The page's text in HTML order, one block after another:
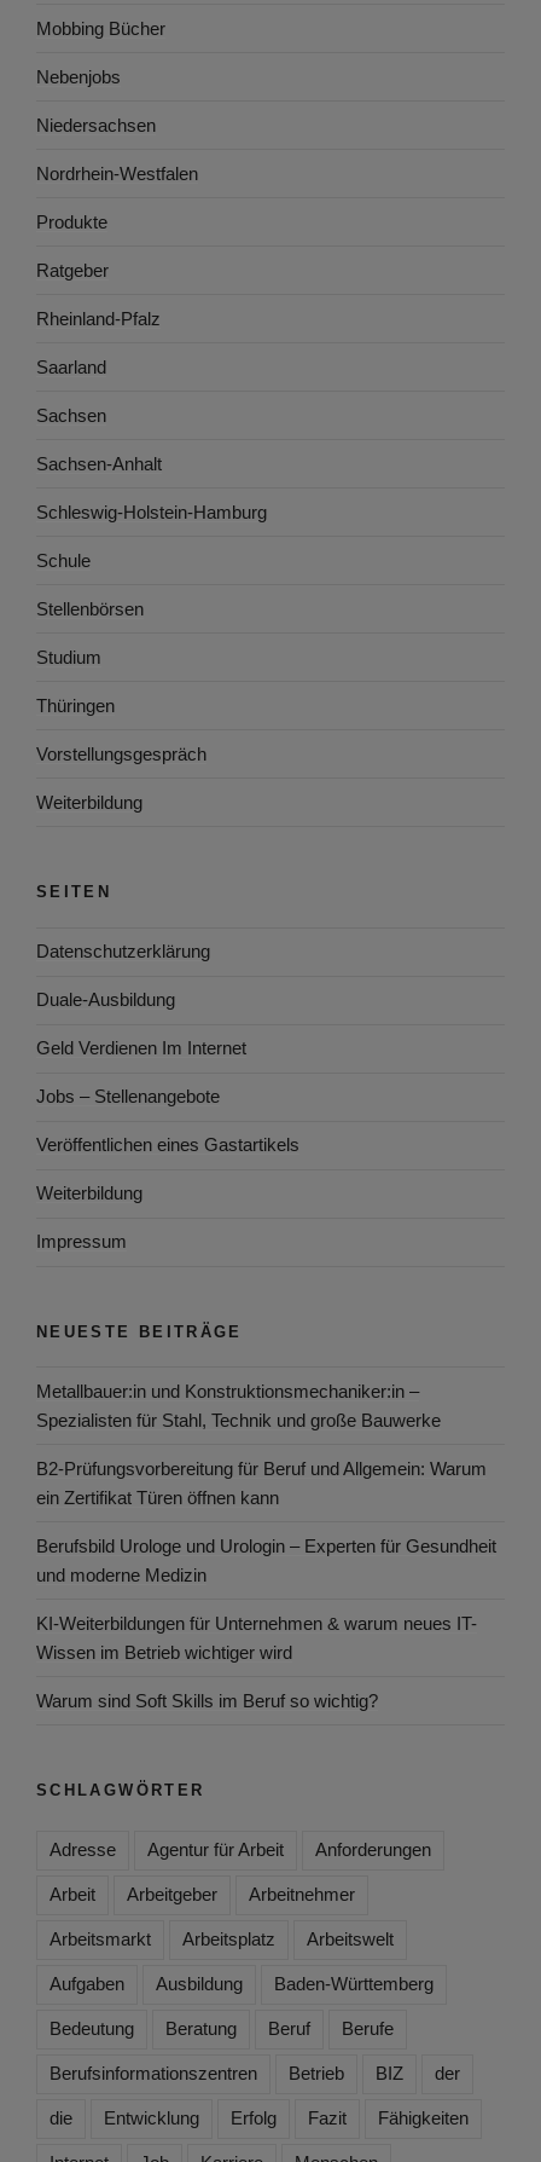
Mobbing Bücher
Nebenjobs
Niedersachsen
Nordrhein-Westfalen
Produkte
Ratgeber
Rheinland-Pfalz
Saarland
Sachsen
Sachsen-Anhalt
Schleswig-Holstein-Hamburg
Schule
Stellenbörsen
Studium
Thüringen
Vorstellungsgespräch
Weiterbildung
SEITEN
Datenschutzerklärung
Duale-Ausbildung
Geld Verdienen Im Internet
Jobs – Stellenangebote
Veröffentlichen eines Gastartikels
Weiterbildung
Impressum
NEUESTE BEITRÄGE
Metallbauer:in und Konstruktionsmechaniker:in –
Spezialisten für Stahl, Technik und große Bauwerke
B2-Prüfungsvorbereitung für Beruf und Allgemein: Warum
ein Zertifikat Türen öffnen kann
Berufsbild Urologe und Urologin – Experten für Gesundheit
und moderne Medizin
KI-Weiterbildungen für Unternehmen & warum neues IT-
Wissen im Betrieb wichtiger wird
Warum sind Soft Skills im Beruf so wichtig?
SCHLAGWÖRTER
Adresse Agentur für Arbeit Anforderungen
Arbeit Arbeitgeber Arbeitnehmer
Arbeitsmarkt Arbeitsplatz Arbeitswelt
Aufgaben Ausbildung Baden-Württemberg
Bedeutung Beratung Beruf Berufe
Berufsinformationszentren Betrieb BIZ der
die Entwicklung Erfolg Fazit Fähigkeiten